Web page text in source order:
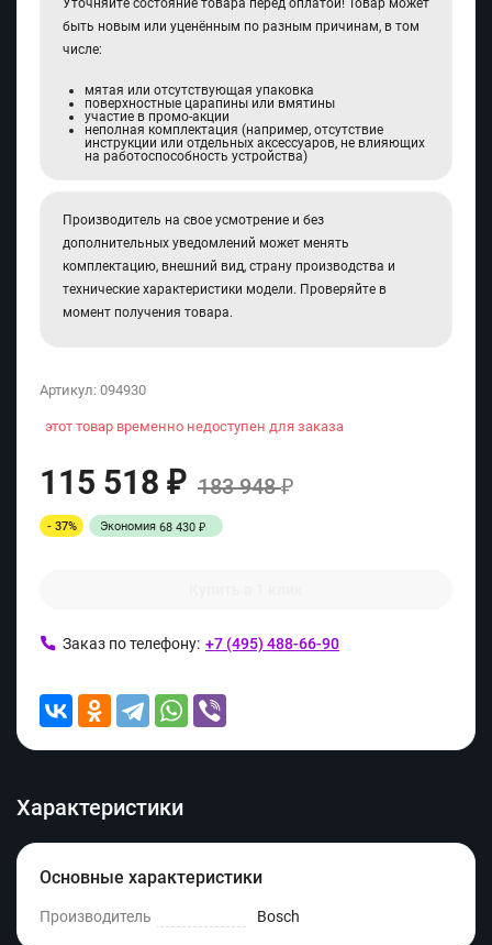
Уточняйте состояние товара перед оплатой! Товар может
быть новым или уценённым по разным причинам, в том
числе:
мятая или отсутствующая упаковка
поверхностные царапины или вмятины
участие в промо-акции
неполная комплектация (например, отсутствие
инструкции или отдельных аксессуаров, не влияющих
на работоспособность устройства)
Производитель на свое усмотрение и без
дополнительных уведомлений может менять
комплектацию, внешний вид, страну производства и
технические характеристики модели. Проверяйте в
момент получения товара.
Артикул: 094930
этот товар временно недоступен для заказа
115 518 ₽ 183 948₽
- 37% Экономия 68 430 ₽
Заказ по телефону: +7 (495) 488-66-90
Характеристики
Основные характеристики
Производитель Bosch